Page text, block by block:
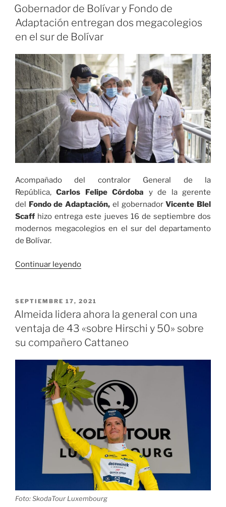
Nacional
de
Pista
Elite
en
Cali»
EL
Gobernador de Bolívar y Fondo de
Adaptación entregan dos megacolegios
en el sur de Bolívar
Acompañado del contralor General de la
República,Carlos Felipe Córdoba y de la gerente
del Fondo de Adaptación, el gobernadorVicente Blel
Scaff hizo entrega este jueves 16 de septiembre dos
modernos megacolegios en el sur del departamento
de Bolívar.
Continuar leyendo«Gobernador
y
Fondo
de
Adaptación
entregan
dos
megacolegios
en
el
sur
Bolívar»
PUBLICADO
EL
SEPTIEMBRE 17, 2021
Almeida lidera ahora la general con una
ventaja de 43 «sobre Hirschi y 50» sobre
su compañero Cattaneo
Foto: SkodaTour Luxembourg